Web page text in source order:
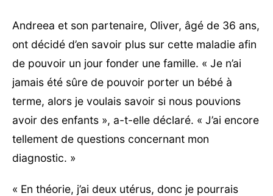
Andreea et son partenaire, Oliver, âgé de 36 ans,
ont décidé d’en savoir plus sur cette maladie afin
de pouvoir un jour fonder une famille. « Je n’ai
jamais été sûre de pouvoir porter un bébé à
terme, alors je voulais savoir si nous pouvions
avoir des enfants », a-t-elle déclaré. « J’ai encore
tellement de questions concernant mon
diagnostic. »
« En théorie, j’ai deux utérus, donc je pourrais